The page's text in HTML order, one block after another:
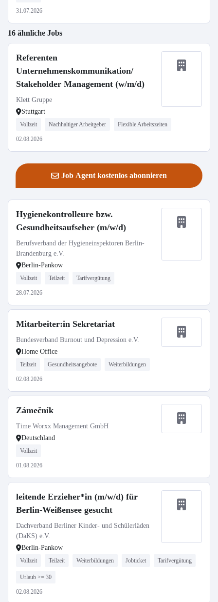
31.07.2026
16 ähnliche Jobs
Referenten
Unternehmenskommunikation/
Stakeholder Management (w/m/d)
Klett Gruppe
Stuttgart
Vollzeit Nachhaltiger Arbeitgeber Flexible Arbeitszeiten
02.08.2026
Job Agent kostenlos abonnieren
Hygienekontrolleure bzw.
Gesundheitsaufseher (m/w/d)
Berufsverband der Hygieneinspektoren Berlin-
Brandenburg e.V.
Berlin-Pankow
Vollzeit Teilzeit Tarifvergütung
28.07.2026
Mitarbeiter:in Sekretariat
Bundesverband Burnout und Depression e.V.
Home Office
Teilzeit Gesundheitsangebote Weiterbildungen
02.08.2026
Zámečník
Time Worxx Management GmbH
Deutschland
Vollzeit
01.08.2026
leitende Erzieher*in (m/w/d) für
Berlin-Weißensee gesucht
Dachverband Berliner Kinder- und Schülerläden
(DaKS) e.V.
Berlin-Pankow
Vollzeit Teilzeit Weiterbildungen Jobticket Tarifvergütung
Urlaub >= 30
02.08.2026